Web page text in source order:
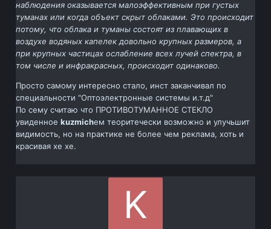
наблюдения оказывается малоэффективным при густых
туманах или когда объект скрыт облаками. Это происходит
потому, что облака и туманы состоят из плавающих в
воздухе водяных капелек довольно крупных размеров, а
при крупных частицах ослабление всех лучей спектра, в
том числе и инфракрасных, происходит одинаково.
Просто самому интересно стало, инст заканчивал по
специальности "Оптоэлектронные системы и.т.д"
По сему считаю что ПРОТИВОТУМАННОЕ СТЕКЛО
увиденноеkuzmichем теоритечески возможно и улучьшит
видимость, но на практике не более чем реклама, хоть и
красивая хе хе.